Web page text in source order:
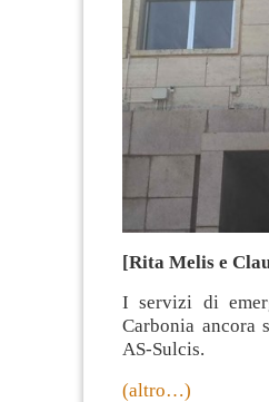
[Rita Melis e
I servizi di
Carbonia ancora
AS-Sulcis.
(altro…)